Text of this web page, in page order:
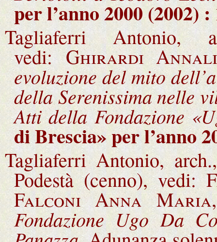
per l’anno 2000 (2002) :
Tagliaferri Antonio,
vedi: Ghirardi
evoluzione del mito
della Serenissima nelle
Atti della Fondazione
di Brescia» per l’anno
Tagliaferri Antonio,
Podestà (cenno), vedi:
Falconi Anna Maria
Fondazione Ugo Da